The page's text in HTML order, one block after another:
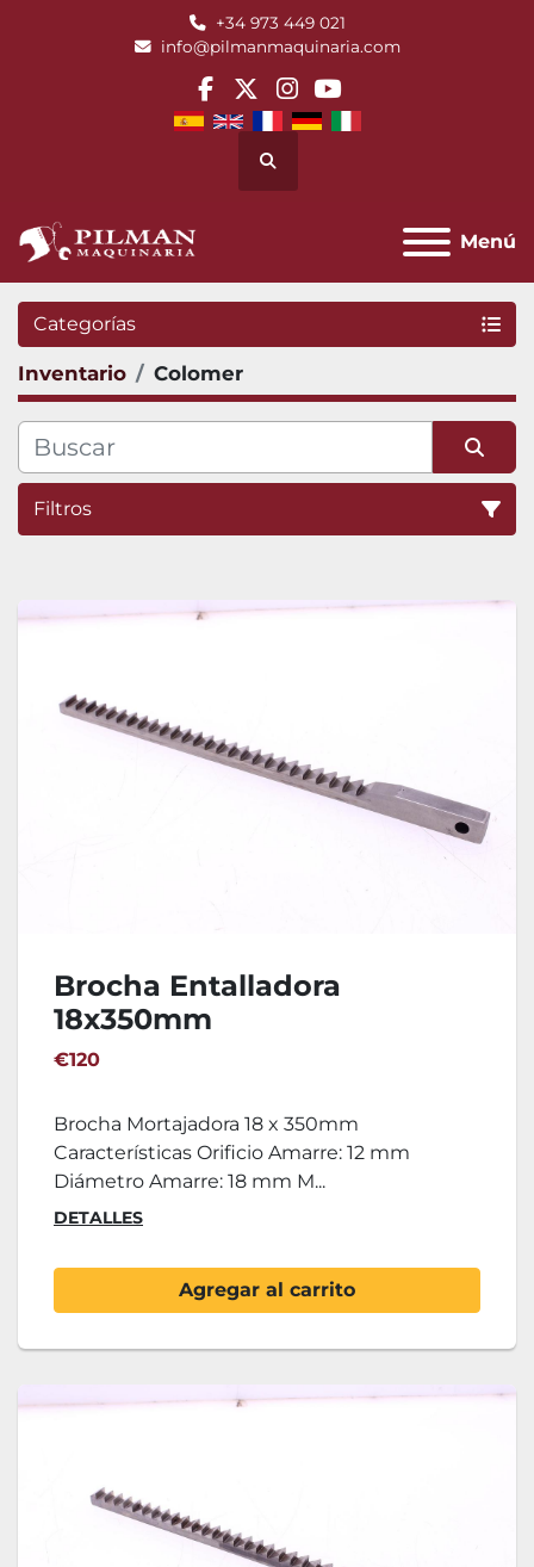
+34 973 449 021
info@pilmanmaquinaria.com
facebook
twitterinstagram
youtube
Buscar
Menú
Categorías
Inventario Colomer
Filtros
Brocha Entalladora
18x350mm
€120
Brocha Mortajadora 18 x 350mm
Características Orificio Amarre: 12 mm
Diámetro Amarre: 18 mm M...
DETALLES
Agregar al carrito